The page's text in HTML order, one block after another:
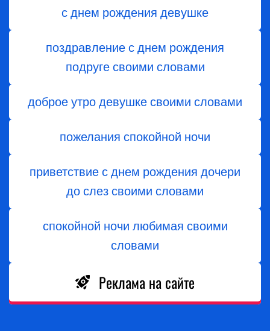
с днем рождения девушке
поздравление с днем рождения
подруге своими словами
доброе утро девушке своими словами
пожелания спокойной ночи
приветствие с днем ​​рождения дочери
до слез своими словами
спокойной ночи любимая своими
словами
Реклама на сайте